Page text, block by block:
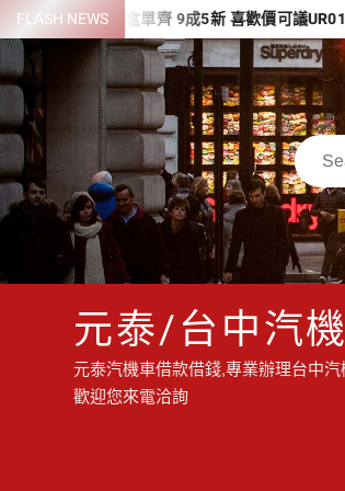
Skip
to
content
FLASH NEWS
藍水鬼 盒單齊 9成5新 喜歡價可議UR015
元泰/台中汽
元泰汽機車借款借錢,專業辦理台中
歡迎您來電洽詢